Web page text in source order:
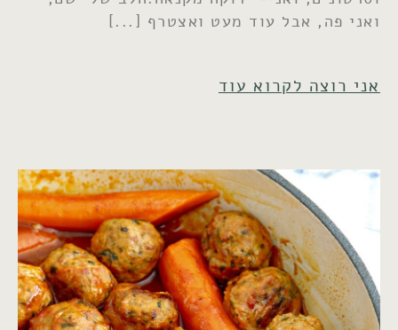
ואני פה, אבל עוד מעט ואצטרף
אני רוצה לקרוא עוד